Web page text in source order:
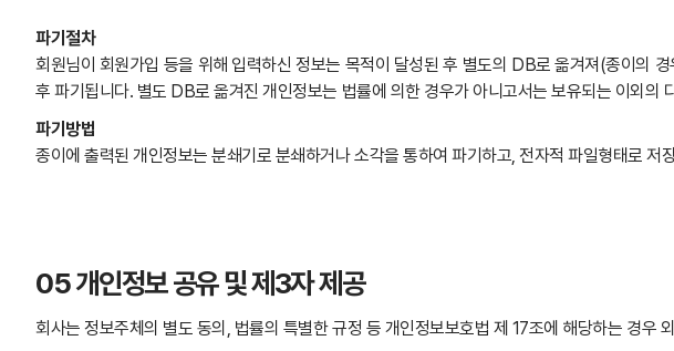
파기절차
회원님이 회원가입 등을 위해 입력하신 정보는 목적이 달성된 후 별도의 DB로 옮겨져(종이의
후 파기됩니다. 별도 DB로 옮겨진 개인정보는 법률에 의한 경우가 아니고서는 보유되는 이외의
파기방법
종이에 출력된 개인정보는 분쇄기로 분쇄하거나 소각을 통하여 파기하고, 전자적 파일형태로
05 개인정보 공유 및 제3자 제공
회사는 정보주체의 별도 동의, 법률의 특별한 규정 등 개인정보보호법 제 17조에 해당하는 경